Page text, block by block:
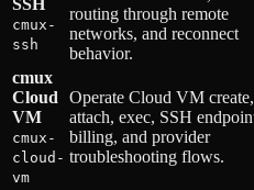
SSH
cmux-
ssh
routing through remote
networks, and reconnect
behavior.
cmux
Cloud
VM
cmux-
cloud-
vm
Operate Cloud VM create,
attach, exec, SSH
billing, and provider
troubleshooting flows.